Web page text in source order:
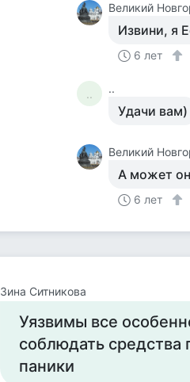
Великий
Извини, я
6 лет
.. ..
Удачи вам)
Великий
А может
6 лет
Зина Ситникова
Уязвимы все
соблюдать
паники